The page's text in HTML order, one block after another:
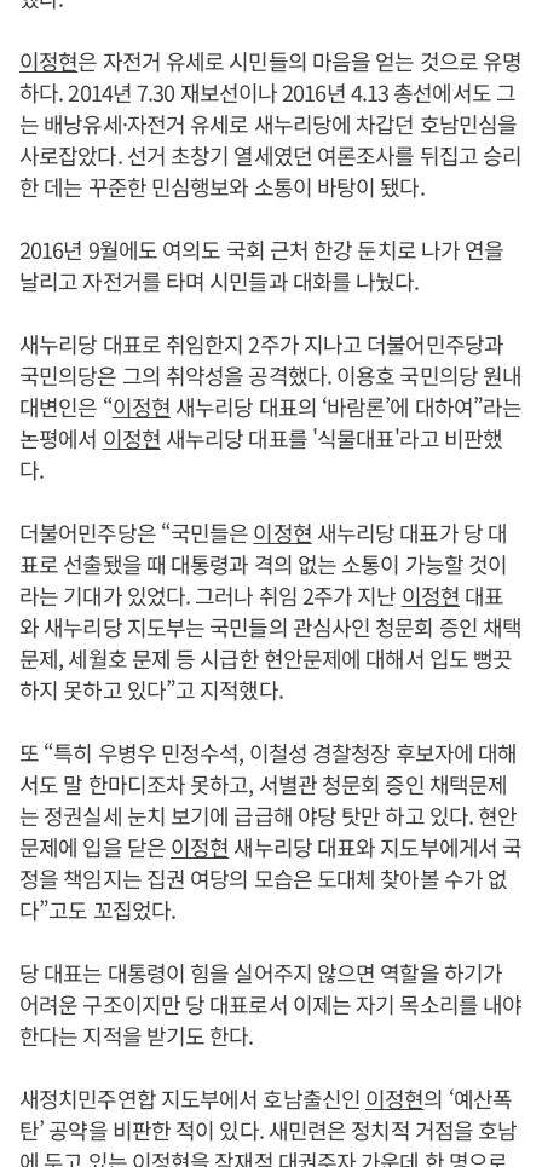
이정현은 자전거 유세로 시민들의 마음을 얻는 것으로 유명
하다. 2014년 7.30 재보선이나 2016년 4.13 총선에서도 그
는 배낭유세·자전거 유세로 새누리당에 차갑던 호남민심을
사로잡았다. 선거 초창기 열세였던 여론조사를 뒤집고 승리
한 데는 꾸준한 민심행보와 소통이 바탕이 됐다.
2016년 9월에도 여의도 국회 근처 한강 둔치로 나가 연을
날리고 자전거를 타며 시민들과 대화를 나눴다.
새누리당 대표로 취임한지 2주가 지나고 더불어민주당과
국민의당은 그의 취약성을 공격했다. 이용호 국민의당 원내
대변인은 “이정현 새누리당 대표의 ‘바람론’에 대하여”라는
논평에서 이정현 새누리당 대표를 '식물대표'라고 비판했
다.
더불어민주당은 “국민들은이정현 새누리당 대표가 당 대
표로 선출됐을 때 대통령과 격의 없는 소통이 가능할 것이
라는 기대가 있었다. 그러나 취임 2주가 지난 이정현 대표
와 새누리당 지도부는 국민들의 관심사인 청문회 증인 채택
문제, 세월호 문제 등 시급한 현안문제에 대해서 입도 뻥끗
하지 못하고 있다”고 지적했다.
또 “특히 우병우 민정수석, 이철성 경찰청장 후보자에 대해
서도 말 한마디조차 못하고, 서별관 청문회 증인 채택문제
는 정권실세 눈치 보기에 급급해 야당 탓만 하고 있다. 현안
문제에 입을 닫은이정현 새누리당 대표와 지도부에게서 국
정을 책임지는 집권 여당의 모습은 도대체 찾아볼 수가 없
다”고도 꼬집었다.
당 대표는 대통령이 힘을 실어주지 않으면 역할을 하기가
어려운 구조이지만 당 대표로서 이제는 자기 목소리를 내야
한다는 지적을 받기도 한다.
새정치민주연합 지도부에서 호남출신인 이정현의 ‘예산폭
탄’ 공약을 비판한 적이 있다. 새민련은 정치적 거점을 호남